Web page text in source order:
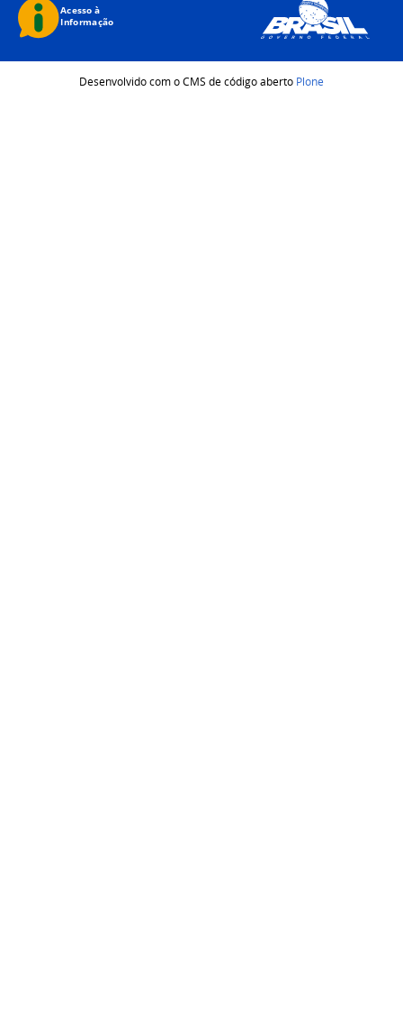
Desenvolvido com o CMS de código aberto Plone